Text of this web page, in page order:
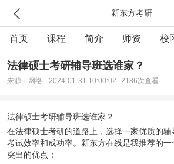
新东方考研
首页 课程 简介 师资 校
法律硕士考研辅导班选谁家？
来源：网络 2024-01-31 10:00:02 2186次查看
法律硕士考研辅导班选谁家？
在法律硕士考研的道路上，选择一家优质的
考试效率和成功率。新东方在线是我推荐的
突出的优点：